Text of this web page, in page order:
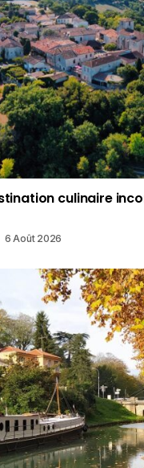
culinaire
6 Août 2026